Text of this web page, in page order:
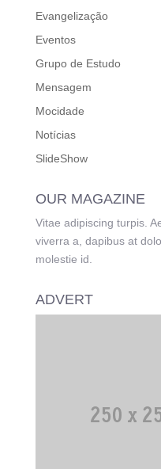
Evangelização
Eventos
Grupo de Estudo
Mensagem
Mocidade
Notícias
SlideShow
OUR MAGAZINE
Vitae adipiscing turpis.
viverra a, dapibus at
molestie id.
ADVERT